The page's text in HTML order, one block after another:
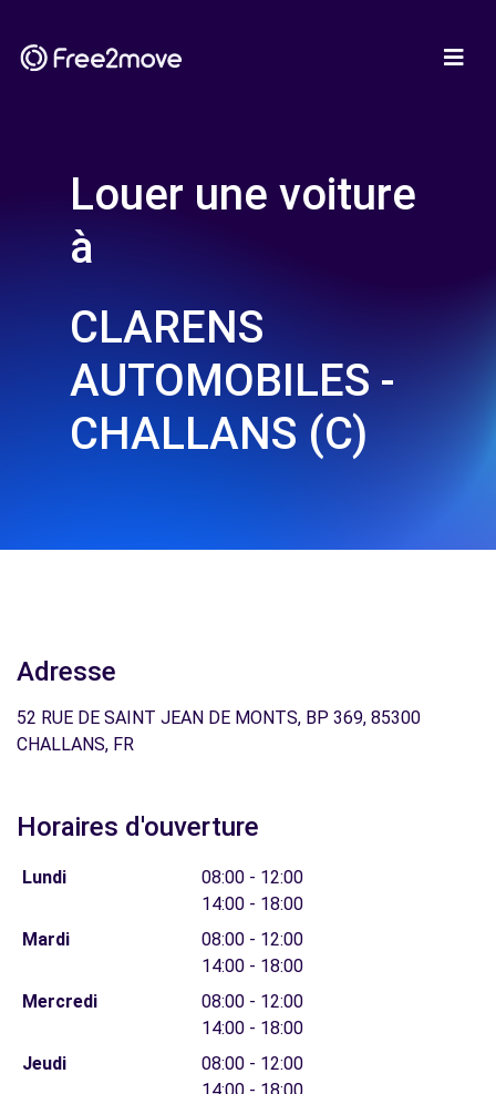
Louer une voiture
à
CLARENS
AUTOMOBILES -
CHALLANS (C)
Adresse
52 RUE DE SAINT JEAN DE MONTS, BP 369, 85300
CHALLANS, FR
Horaires d'ouverture
Lundi
08:00 - 12:00
14:00 - 18:00
Mardi
08:00 - 12:00
14:00 - 18:00
Mercredi
08:00 - 12:00
14:00 - 18:00
Jeudi
08:00 - 12:00